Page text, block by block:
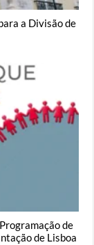
a Divisão de
de
de Lisboa